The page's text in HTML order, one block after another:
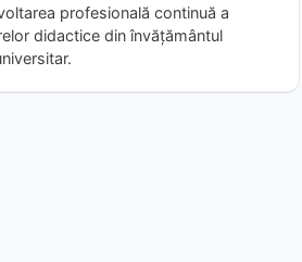
profesională continuă a
didactice din învățământul